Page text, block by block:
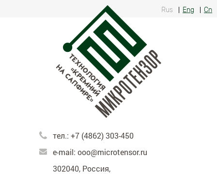
Rus Eng Cn
тел.: +7 (4862) 303-450
e-mail: ooo@microtensor.ru
302040, Россия,